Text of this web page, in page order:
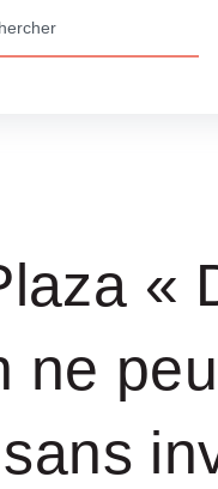
«
ne